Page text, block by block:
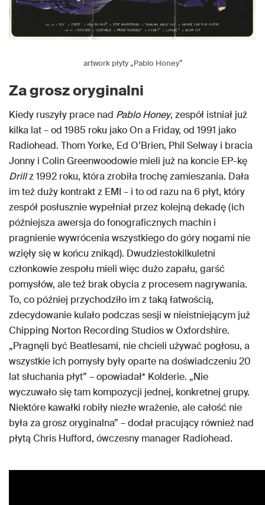
artwork płyty „Pablo Honey”
Za grosz oryginalni
Kiedy ruszyły prace nad Pablo Honey, zespół istniał już
kilka lat – od 1985 roku jako On a Friday, od 1991 jako
Radiohead. Thom Yorke, Ed O’Brien, Phil Selway i bracia
Jonny i Colin Greenwoodowie mieli już na koncie EP-kę
Drillz 1992 roku, która zrobiła trochę zamieszania. Dała
im też duży kontrakt z EMI – i to od razu na 6 płyt, który
zespół posłusznie wypełniał przez kolejną dekadę (ich
późniejsza awersja do fonograficznych machin i
pragnienie wywrócenia wszystkiego do góry nogami nie
wzięły się w końcu znikąd). Dwudziestokilkuletni
członkowie zespołu mieli więc dużo zapału, garść
pomysłów, ale też brak obycia z procesem nagrywania.
To, co później przychodziło im z taką łatwością,
zdecydowanie kulało podczas sesji w nieistniejącym już
Chipping Norton Recording Studios w Oxfordshire.
„Pragnęli być Beatlesami, nie chcieli używać pogłosu, a
wszystkie ich pomysły były oparte na doświadczeniu 20
lat słuchania płyt” – opowiadał* Kolderie. „Nie
wyczuwało się tam kompozycji jednej, konkretnej grupy.
Niektóre kawałki robiły niezłe wrażenie, ale całość nie
była za grosz oryginalna” – dodał pracujący również nad
płytą Chris Hufford, ówczesny manager Radiohead.